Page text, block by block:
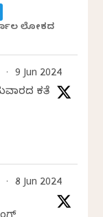
ಲೋಕದ
· 9 Jun 2024
ಕತೆ
· 8 Jun 2024